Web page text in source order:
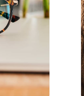
Да
Диоптрични очила
Esprit
ET33460 505 52